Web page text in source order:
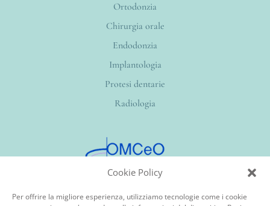
Cookie Policy
Per offrire la migliore esperienza, utilizziamo tecnologie come i cookie
Ortodonzia
Chirurgia orale
Endodonzia
Implantologia
Protesi dentarie
Radiologia